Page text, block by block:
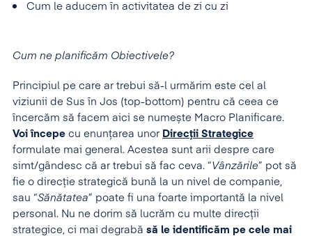
Cum le aducem în activitatea de zi cu zi
Cum ne planificăm Obiectivele?
Principiul pe care ar trebui să-l urmărim este cel al
viziunii de Sus în Jos (top-bottom) pentru că ceea ce
încercăm să facem aici se numește Macro Planificare.
Voi începe cu enunțarea unor Direcții Strategice
formulate mai general. Acestea sunt arii despre care
simt/gândesc că ar trebui să fac ceva. “Vânzările” pot să
fie o direcție strategică bună la un nivel de companie,
sau “Sănătatea” poate fi una foarte importantă la nivel
personal. Nu ne dorim să lucrăm cu multe direcții
strategice, ci mai degrabă să le identificăm pe cele mai